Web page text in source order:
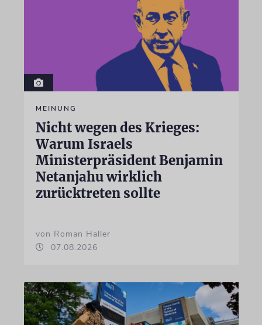
MEINUNG
Nicht wegen des Krieges:
Warum Israels
Ministerpräsident Benjamin
Netanjahu wirklich
zurücktreten sollte
von Roman Haller
07.08.2026